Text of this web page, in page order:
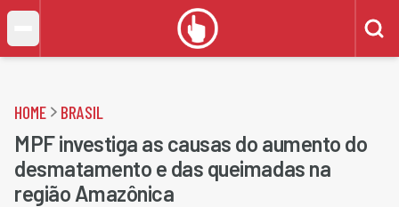
HOME BRASIL
MPF investiga as causas do aumento do
desmatamento e das queimadas na
região Amazônica